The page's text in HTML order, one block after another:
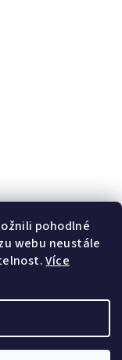
pohodlné
webu neustále
Více
vyhrazena.
Vytvořil Shoptet